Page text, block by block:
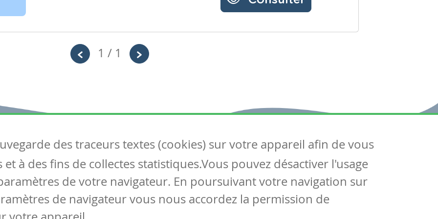
1 / 1
Articles
Tous les articles
Articles DYS
Circulaires
Suivez-nous
Contactez-nous
Soutien scolaire
des traceurs textes (cookies) sur votre appareil afin de vous
à des fins de collectes statistiques.Vous pouvez désactiver l'usage
de votre navigateur. En poursuivant votre navigation sur
de navigateur vous nous accordez la permission de